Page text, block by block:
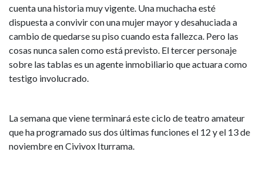
cuenta una historia muy vigente. Una muchacha esté
dispuesta a convivir con una mujer mayor y desahuciada a
cambio de quedarse su piso cuando esta fallezca. Pero las
cosas nunca salen como está previsto. El tercer personaje
sobre las tablas es un agente inmobiliario que actuara como
testigo involucrado.
La semana que viene terminará este ciclo de teatro amateur
que ha programado sus dos últimas funciones el 12 y el 13 de
noviembre en Civivox Iturrama.